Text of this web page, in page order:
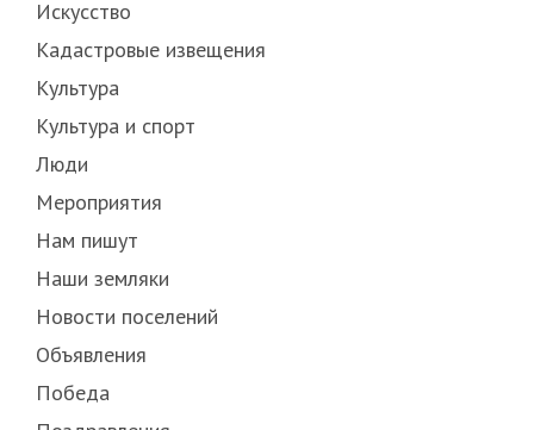
Искусство
Кадастровые извещения
Культура
Культура и спорт
Люди
Мероприятия
Нам пишут
Наши земляки
Новости поселений
Объявления
Победа